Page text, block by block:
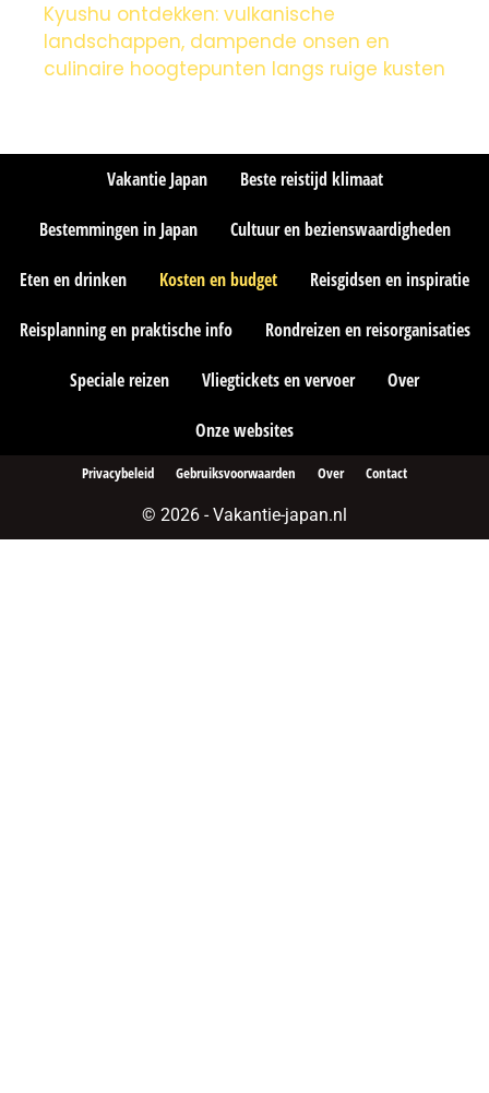
Kyushu ontdekken: vulkanische
landschappen, dampende onsen en
culinaire hoogtepunten langs ruige kusten
Vakantie Japan Beste reistijd klimaat
Bestemmingen in Japan Cultuur en bezienswaardigheden
Eten en drinken Kosten en budget Reisgidsen en inspiratie
Reisplanning en praktische info Rondreizen en reisorganisaties
Speciale reizen Vliegtickets en vervoer Over
Onze websites
© 2026 - Vakantie-japan.nl
Privacybeleid Gebruiksvoorwaarden Over Contact